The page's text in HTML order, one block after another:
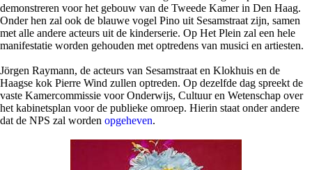
demonstreren voor het gebouw van de Tweede Kamer in Den Haag.
Onder hen zal ook de blauwe vogel Pino uit Sesamstraat zijn, samen
met alle andere acteurs uit de kinderserie. Op Het Plein zal een hele
manifestatie worden gehouden met optredens van musici en artiesten.
Jörgen Raymann, de acteurs van Sesamstraat en Klokhuis en de
Haagse kok Pierre Wind zullen optreden. Op dezelfde dag spreekt de
vaste Kamercommissie voor Onderwijs, Cultuur en Wetenschap over
het kabinetsplan voor de publieke omroep. Hierin staat onder andere
dat de NPS zal worden opgeheven.